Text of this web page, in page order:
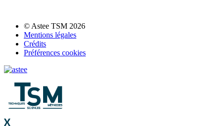
© Astee TSM 2026
Mentions légales
Crédits
Préférences cookies